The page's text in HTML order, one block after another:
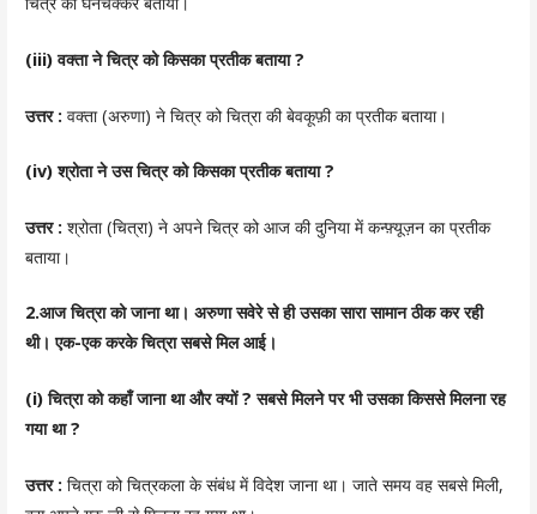
(iii) वक्ता ने चित्र को किसका प्रतीक बताया ?
उत्तर : वक्ता (अरुणा) ने चित्र को चित्रा की बेवकूफ़ी का प्रतीक बताया।
(iv) श्रोता ने उस चित्र को किसका प्रतीक बताया ?
उत्तर : श्रोता (चित्रा) ने अपने चित्र को आज की दुनिया में कन्फ़्यूज़न का प्रतीक
बताया।
2.आज चित्रा को जाना था। अरुणा सवेरे से ही उसका सारा सामान ठीक कर रही
थी। एक-एक करके चित्रा सबसे मिल आई।
(i) चित्रा को कहाँ जाना था और क्यों ? सबसे मिलने पर भी उसका किससे मिलना रह
गया था ?
उत्तर : चित्रा को चित्रकला के संबंध में विदेश जाना था। जाते समय वह सबसे मिली,